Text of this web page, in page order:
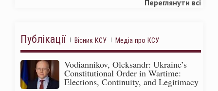
Переглянути всі
Публікації Вісник КСУ Медіа про КСУ
Vodiannikov, Oleksandr: Ukraine’s
Constitutional Order in Wartime:
Elections, Continuity, and Legitimacy